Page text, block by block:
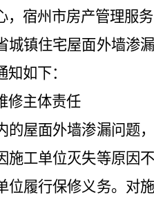
，宿州市房产管理服务
城镇住宅屋面外墙渗
如下：
修主体责任
的屋面外墙渗漏问题
施工单位灭失等原因
位履行保修义务。对